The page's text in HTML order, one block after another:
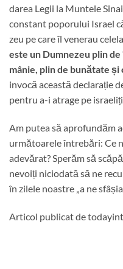
darea Legii la Muntele
constant poporului Israel
zeu pe care îl venerau
este un Dumnezeu plin
mânie, plin de bunătate
invocă această declarație
pentru a-i atrage pe
Am putea să aprofundăm
următoarele întrebări: Ce
adevărat? Sperăm să
nevoiți niciodată să ne
în zilele noastre „a ne
Articol publicat de